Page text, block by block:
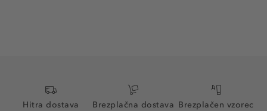
Hitra dostava
Brezplačna dostava Brezplačen vzorec